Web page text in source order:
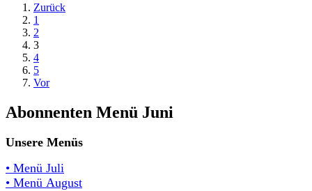
Zurück
1
2
3
4
5
Vor
Abonnenten Menü Juni
Unsere Menüs
• Menü Juli
• Menü August